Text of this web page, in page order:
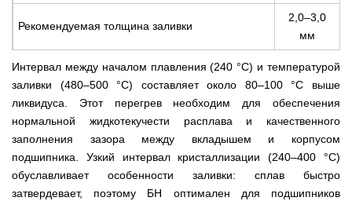
Рекомендуемая толщина заливки
2,0–3,0
мм
Интервал между началом плавления (240 °С) и температурой
заливки (480–500 °С) составляет около 80–100 °С выше
ликвидуса. Этот перегрев необходим для обеспечения
нормальной жидкотекучести расплава и качественного
заполнения зазора между вкладышем и корпусом
подшипника. Узкий интервал кристаллизации (240–400 °С)
обуславливает особенности заливки: сплав быстро
затвердевает, поэтому БН оптимален для подшипников